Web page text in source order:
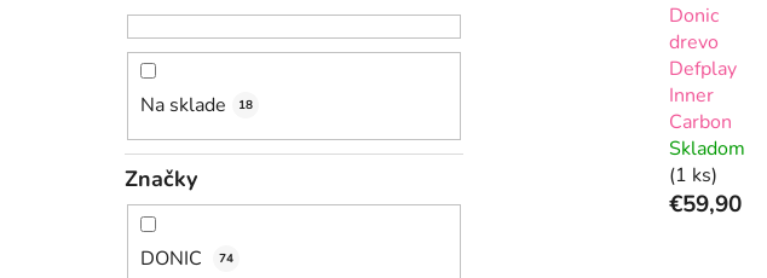
Na sklade 18
Značky
DONIC 74
Donic
drevo
Defplay
Inner
Carbon
Skladom
(1 ks)
€59,90